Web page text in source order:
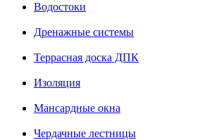
Водостоки
Дренажные системы
Террасная доска ДПК
Изоляция
Мансардные окна
Чердачные лестницы